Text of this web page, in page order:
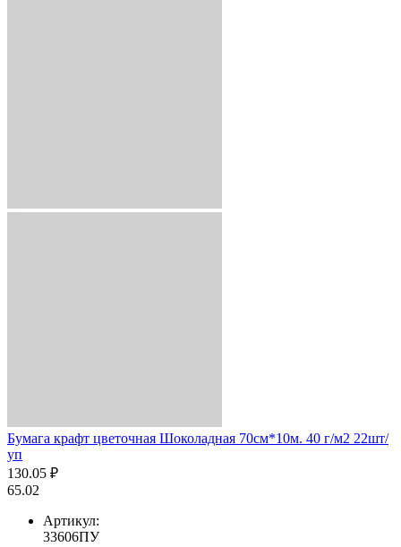
Бумага крафт цветочная Шоколадная 70см*10м. 40 г/м2 22шт/
уп
130.05 ₽
65.02
Артикул:
33606ПУ